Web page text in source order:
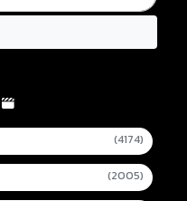
(4174)
(2005)